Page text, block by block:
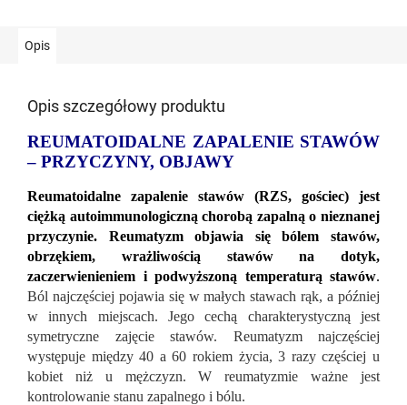
Opis
Opis szczegółowy produktu
REUMATOIDALNE ZAPALENIE STAWÓW
– PRZYCZYNY, OBJAWY
Reumatoidalne zapalenie stawów (RZS, gościec) jest
ciężką autoimmunologiczną chorobą zapalną o nieznanej
przyczynie. Reumatyzm objawia się bólem stawów,
obrzękiem, wrażliwością stawów na dotyk,
zaczerwienieniem i podwyższoną temperaturą stawów.
Ból najczęściej pojawia się w małych stawach rąk, a później
w innych miejscach. Jego cechą charakterystyczną jest
symetryczne zajęcie stawów. Reumatyzm najczęściej
występuje między 40 a 60 rokiem życia, 3 razy częściej u
kobiet niż u mężczyzn. W reumatyzmie ważne jest
kontrolowanie stanu zapalnego i bólu.